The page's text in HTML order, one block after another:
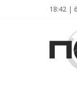
18:42 |